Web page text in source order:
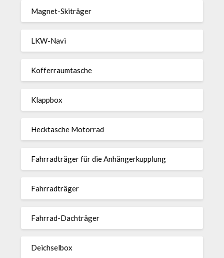
Magnet-Ski­träger
LKW-Navi
Kof­fer­raum­ta­sche
Klappbox
Heck­ta­sche Motorrad
Fahr­rad­träger für die Anhän­ger­kup­p­lung
Fahr­rad­träger
Fahrrad-Dach­träger
Deich­selbox